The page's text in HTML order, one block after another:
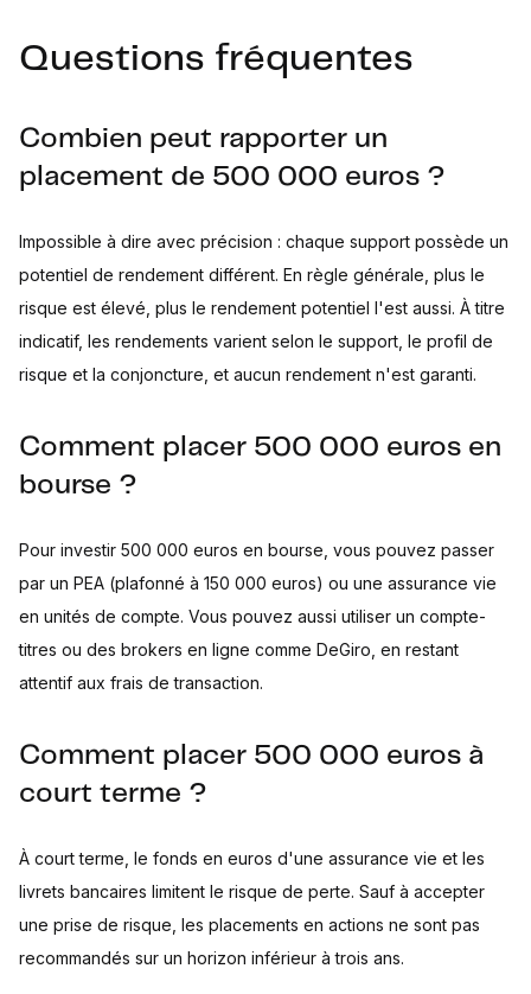
Questions fréquentes
Combien peut rapporter un
placement de 500 000 euros ?
Impossible à dire avec précision : chaque support possède un
potentiel de rendement différent. En règle générale, plus le
risque est élevé, plus le rendement potentiel l'est aussi. À titre
indicatif, les rendements varient selon le support, le profil de
risque et la conjoncture, et aucun rendement n'est garanti.
Comment placer 500 000 euros en
bourse ?
Pour investir 500 000 euros en bourse, vous pouvez passer
par un PEA (plafonné à 150 000 euros) ou une assurance vie
en unités de compte. Vous pouvez aussi utiliser un compte-
titres ou des brokers en ligne comme DeGiro, en restant
attentif aux frais de transaction.
Comment placer 500 000 euros à
court terme ?
À court terme, le fonds en euros d'une assurance vie et les
livrets bancaires limitent le risque de perte. Sauf à accepter
une prise de risque, les placements en actions ne sont pas
recommandés sur un horizon inférieur à trois ans.